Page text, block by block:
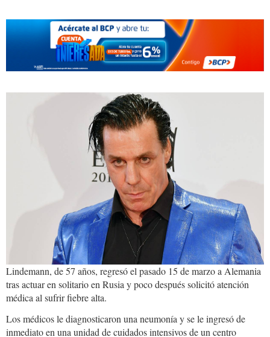
Lindemann, de 57 años, regresó el pasado 15 de marzo a Alemania
tras actuar en solitario en Rusia y poco después solicitó atención
médica al sufrir fiebre alta.
Los médicos le diagnosticaron una neumonía y se le ingresó de
inmediato en una unidad de cuidados intensivos de un centro